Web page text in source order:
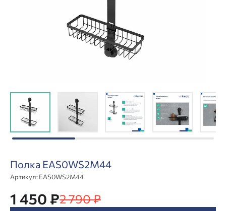
Полка EAS0WS2M44
Артикул:EAS0WS2M44
1 450 ₽2 790 ₽